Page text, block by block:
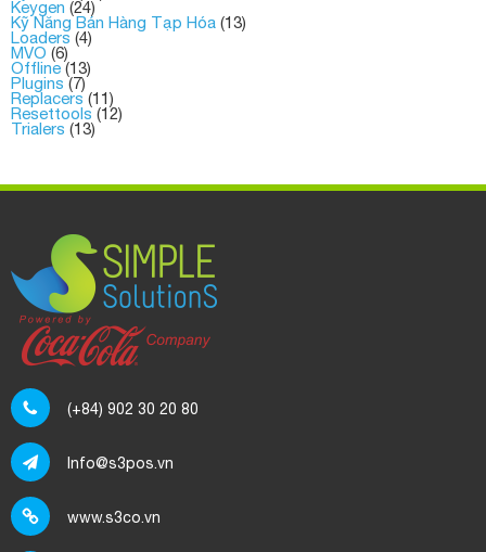
Keygen (24)
Kỹ Năng Bán Hàng Tạp Hóa (13)
Loaders (4)
MVO (6)
Offline(13)
Plugins (7)
Replacers (11)
Resettools (12)
Trialers (13)
(+84) 902 30 20 80
Info@s3pos.vn
www.s3co.vn